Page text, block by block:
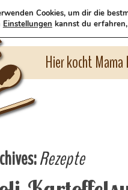
Hier kocht
Rezepte
Cookies, um dir die
Einstellungen kannst du